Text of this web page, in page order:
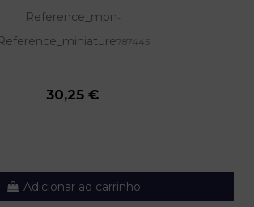
Reference_mpn-
Reference_miniature787445
30,25 €
Adicionar ao carrinho